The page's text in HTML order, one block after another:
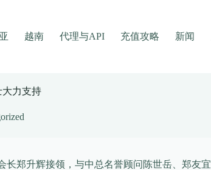
越南 代理与API 充值攻略 新闻
大力支持
郑升辉接领，与中总名誉顾问陈世岳、郑友